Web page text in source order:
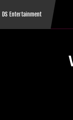
DS Entertainment